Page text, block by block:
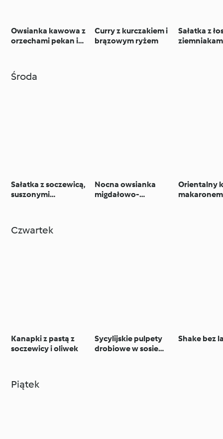
Owsianka kawowa z
orzechami pekan i
Curry z kurczakiem i
brązowym ryżem
Sałatka z
Środa
Sałatka z soczewicą,
suszonymi
Nocna owsianka
migdałowo-
Orientalny
Czwartek
Kanapki z pastą z
soczewicy i oliwek
Sycylijskie pulpety
drobiowe w sosie
Shake bez
Piątek